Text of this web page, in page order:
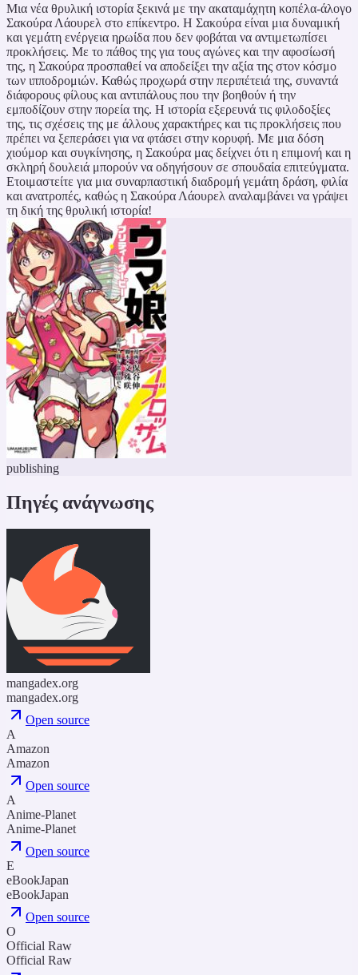
Μια νέα θρυλική ιστορία ξεκινά με την ακαταμάχητη κοπέλα-άλογο
Σακούρα Λάουρελ στο επίκεντρο. Η Σακούρα είναι μια δυναμική
και γεμάτη ενέργεια ηρωίδα που δεν φοβάται να αντιμετωπίσει
προκλήσεις. Με το πάθος της για τους αγώνες και την αφοσίωσή
της, η Σακούρα προσπαθεί να αποδείξει την αξία της στον κόσμο
των ιπποδρομιών. Καθώς προχωρά στην περιπέτειά της, συναντά
διάφορους φίλους και αντιπάλους που την βοηθούν ή την
εμποδίζουν στην πορεία της. Η ιστορία εξερευνά τις φιλοδοξίες
της, τις σχέσεις της με άλλους χαρακτήρες και τις προκλήσεις που
πρέπει να ξεπεράσει για να φτάσει στην κορυφή. Με μια δόση
χιούμορ και συγκίνησης, η Σακούρα μας δείχνει ότι η επιμονή και η
σκληρή δουλειά μπορούν να οδηγήσουν σε σπουδαία επιτεύγματα.
Ετοιμαστείτε για μια συναρπαστική διαδρομή γεμάτη δράση, φιλία
και ανατροπές, καθώς η Σακούρα Λάουρελ αναλαμβάνει να γράψει
τη δική της θρυλική ιστορία!
publishing
Πηγές ανάγνωσης
mangadex.org
mangadex.org
Open source
A
Amazon
Amazon
Open source
A
Anime-Planet
Anime-Planet
Open source
E
eBookJapan
eBookJapan
Open source
O
Official Raw
Official Raw